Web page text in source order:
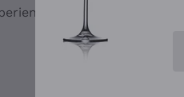
buona e lo consiglio!